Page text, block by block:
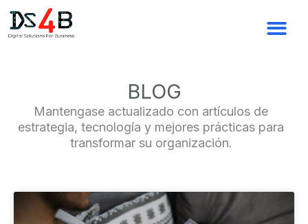
contenido
BLOG
Mantengase actualizado con artículos de
estrategia, tecnología y mejores prácticas para
transformar su organización.